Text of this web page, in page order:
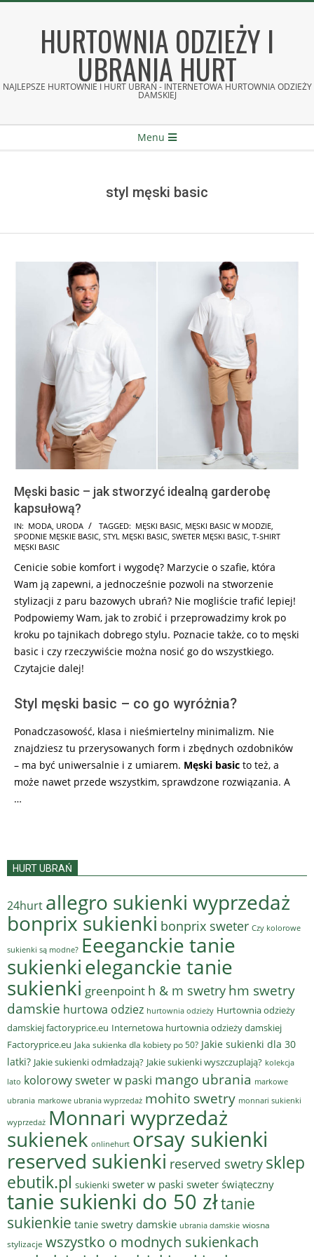
HURTOWNIA ODZIEŻY I
UBRANIA HURT
NAJLEPSZE HURTOWNIE I HURT UBRAŃ - INTERNETOWA HURTOWNIA ODZIEŻY
DAMSKIEJ
Menu
styl męski basic
Męski basic – jak stworzyć idealną garderobę
kapsułową?
2021-
05-
IN: MODA URODA TAGGED: MĘSKI BASIC MĘSKI BASIC W MODZIE
SPODNIE MĘSKIE BASIC STYL MĘSKI BASIC SWETER MĘSKI BASIC T-SHIRT
MĘSKI BASIC
Cenicie sobie komfort i wygodę? Marzycie o szafie, która
Wam ją zapewni, a jednocześnie pozwoli na stworzenie
stylizacji z paru bazowych ubrań? Nie mogliście trafić lepiej!
Podpowiemy Wam, jak to zrobić i przeprowadzimy krok po
kroku po tajnikach dobrego stylu. Poznacie także, co to męski
basic i czy rzeczywiście można nosić go do wszystkiego.
Czytajcie dalej!
Styl męski basic – co go wyróżnia?
Ponadczasowość, klasa i nieśmiertelny minimalizm. Nie
znajdziesz tu przerysowanych form i zbędnych ozdobników
– ma być uniwersalnie i z umiarem. Męski basic to też, a
może nawet przede wszystkim, sprawdzone rozwiązania. A
…
HURT UBRAŃ
24hurt allegro sukienki wyprzedaż
bonprix sukienki bonprix sweter Czy kolorowe
sukienki są modne? Eeeganckie tanie
sukienkieleganckie tanie
sukienki greenpoint h & m swetry hm swetry
damskie hurtowa odziez hurtownia odzieży Hurtownia odzieży
damskiej factoryprice.eu Internetowa hurtownia odzieży damskiej
Factoryprice.eu Jaka sukienka dla kobiety po 50? Jakie sukienki dla 30
latki? Jakie sukienki odmładzają? Jakie sukienki wyszczuplają? kolekcja
lato kolorowy sweter w paski mango ubrania markowe
ubrania markowe ubrania wyprzedaż mohito swetry monnari sukienki
wyprzedaż Monnari wyprzedaż
sukienek onlinehurt orsay sukienki
reserved sukienki reserved swetry sklep
ebutik.pl sukienki sweter w paski sweter świąteczny
tanie sukienki do 50 złtanie
sukienkie tanie swetry damskie ubrania damskie wiosna
stylizacje wszystko o modnych sukienkach